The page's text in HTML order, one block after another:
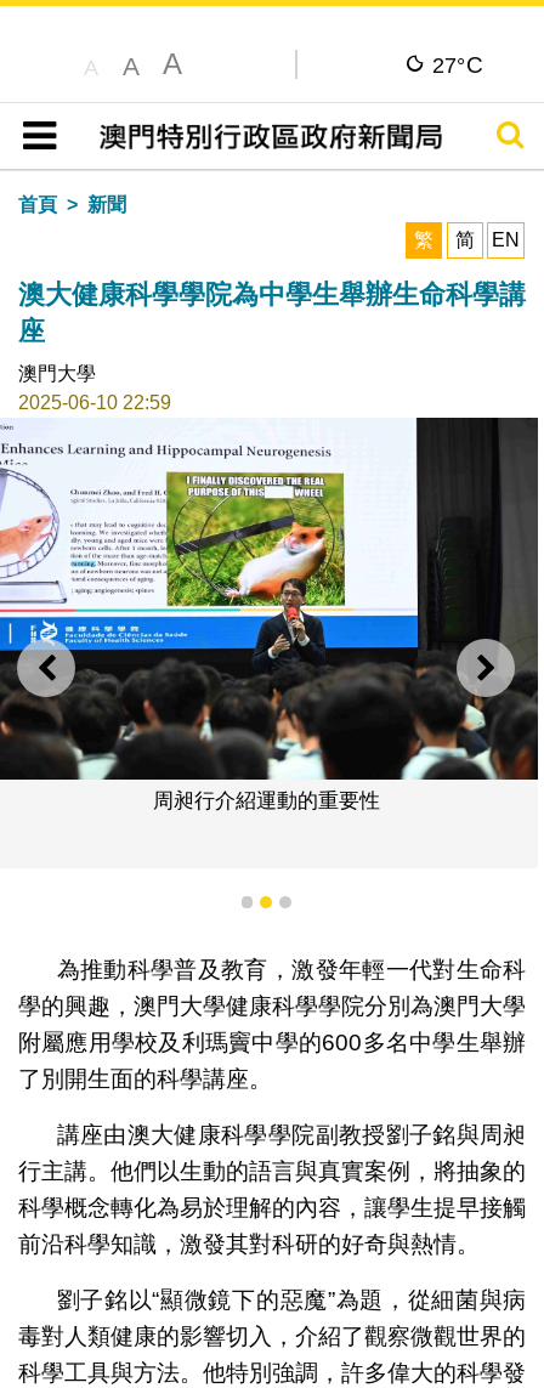
A A A 27°C
目錄
搜尋
首頁
新聞
繁
简 EN
澳大健康科學學院為中學生舉辦生命科學講
座
澳門大學
2025-06-10 22:59
上一則 下一
周昶行介紹運動的重要性
1 2 3
為推動科學普及教育，激發年輕一代對生命科
學的興趣，澳門大學健康科學學院分別為澳門大學
附屬應用學校及利瑪竇中學的600多名中學生舉辦
了別開生面的科學講座。
講座由澳大健康科學學院副教授劉子銘與周昶
行主講。他們以生動的語言與真實案例，將抽象的
科學概念轉化為易於理解的內容，讓學生提早接觸
前沿科學知識，激發其對科研的好奇與熱情。
劉子銘以“顯微鏡下的惡魔”為題，從細菌與病
毒對人類健康的影響切入，介紹了觀察微觀世界的
科學工具與方法。他特別強調，許多偉大的科學發